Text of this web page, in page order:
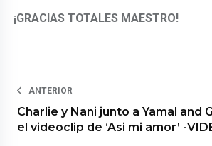
¡GRACIAS TOTALES MAESTRO!
ANTERIOR
Charlie y Nani junto a Yamal and
el videoclip de ‘Asi mi amor’ -